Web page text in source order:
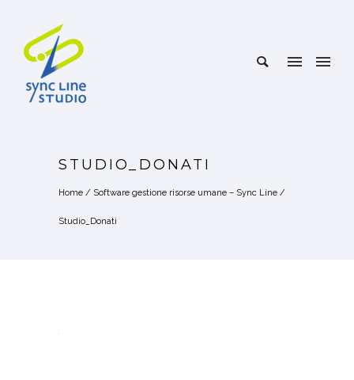
STUDIO_DONATI
Home / Software gestione risorse umane – Sync Line /
Studio_Donati